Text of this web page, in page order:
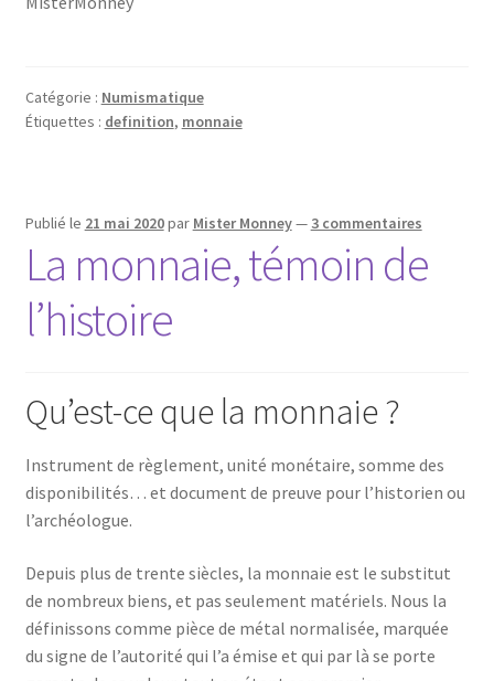
Catégorie : Numismatique
Étiquettes : definition, monnaie
Publié le 21 mai 2020par Mister Monney— 3 commentaires
La monnaie, témoin de
l’histoire
Qu’est-ce que la monnaie ?
Instrument de règlement, unité monétaire, somme des
disponibilités… et document de preuve pour l’historien ou
l’archéologue.
Depuis plus de trente siècles, la monnaie est le substitut
de nombreux biens, et pas seulement matériels. Nous la
définissons comme pièce de métal normalisée, marquée
du signe de l’autorité qui l’a émise et qui par là se porte